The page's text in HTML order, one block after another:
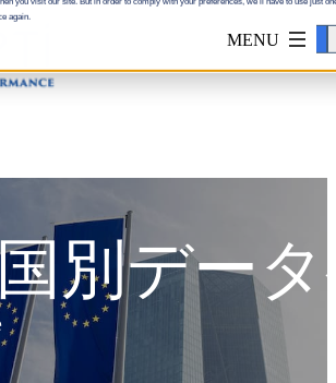
again.
Accept
別デー